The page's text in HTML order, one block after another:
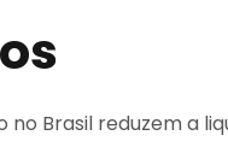
Brasil reduzem a